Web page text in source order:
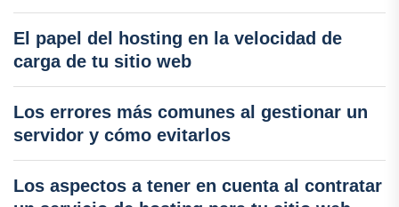
El papel del hosting en la velocidad de
carga de tu sitio web
Los errores más comunes al gestionar un
servidor y cómo evitarlos
Los aspectos a tener en cuenta al contratar